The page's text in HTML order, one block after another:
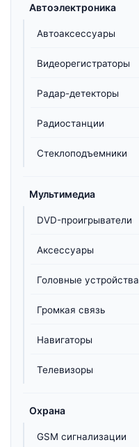
Автоэлектроника
Автоаксессуары
Видеорегистраторы
Радар-детекторы
Радиостанции
Стеклоподъемники
Мультимедиа
DVD-проигрыватели
Аксессуары
Головные устройства
Громкая связь
Навигаторы
Телевизоры
Охрана
GSM сигнализации